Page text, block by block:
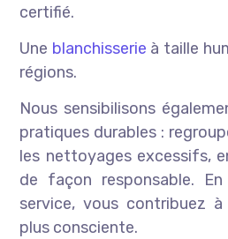
certifié.
Une blanchisserie à taille
régions.
Nous sensibilisons
pratiques durables :
les nettoyages excessifs,
de façon responsable.
service, vous contribuez
plus consciente.